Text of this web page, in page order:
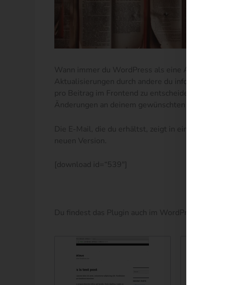
Wann immer du WordPress als eine Art Wiki oder
Aktualisierungen durch andere du informiert werden
pro Beitrag im Frontend zu entscheiden, ob du per E-
Änderungen an deinem gewünschten Beitrag gab.
Die E-Mail, die du erhältst, zeigt in einem
neuen Version.
[download id=“539″]
Du findest das Plugin auch im WordPress-Repository: